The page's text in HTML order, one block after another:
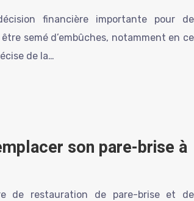
financière importante pour de
semé d’embûches, notamment en ce
de la…
son pare-brise à
de restauration de pare-brise et de